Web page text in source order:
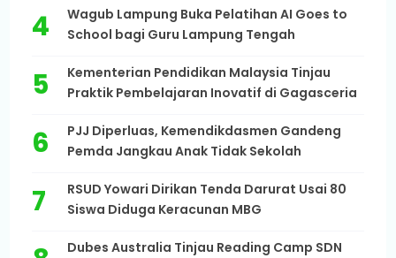
Wagub Lampung Buka Pelatihan AI Goes to
School bagi Guru Lampung Tengah
Kementerian Pendidikan Malaysia Tinjau
Praktik Pembelajaran Inovatif di Gagasceria
PJJ Diperluas, Kemendikdasmen Gandeng
Pemda Jangkau Anak Tidak Sekolah
RSUD Yowari Dirikan Tenda Darurat Usai 80
Siswa Diduga Keracunan MBG
Dubes Australia Tinjau Reading Camp SDN